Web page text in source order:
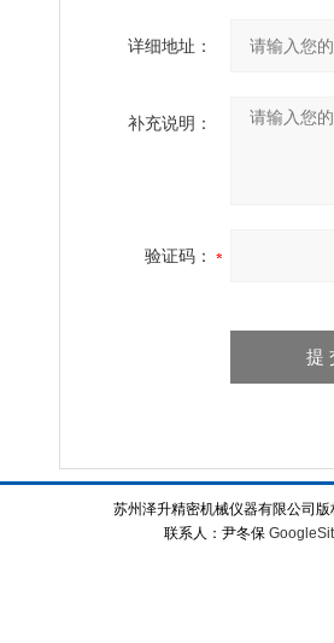
详细地址：
补充说明：
验证码：
苏州泽升精密机械仪器有限公司
联系人：尹冬保